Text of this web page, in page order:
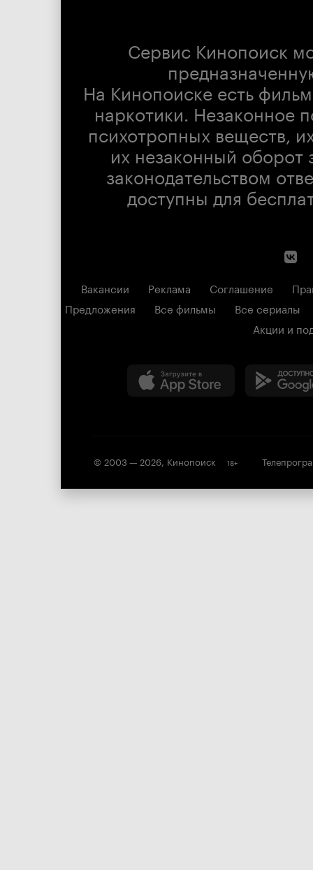
Сервис Кинопоиск
На Кинопоиске есть
наркотики. Незаконное
психотропных веществ,
их незаконный оборот
законодательством
доступны для
Вакансии Реклама Соглашение
Предложения
Все фильмы
Все сериалы
Акции и
© 2003 — 2026, Кинопоиск 18+